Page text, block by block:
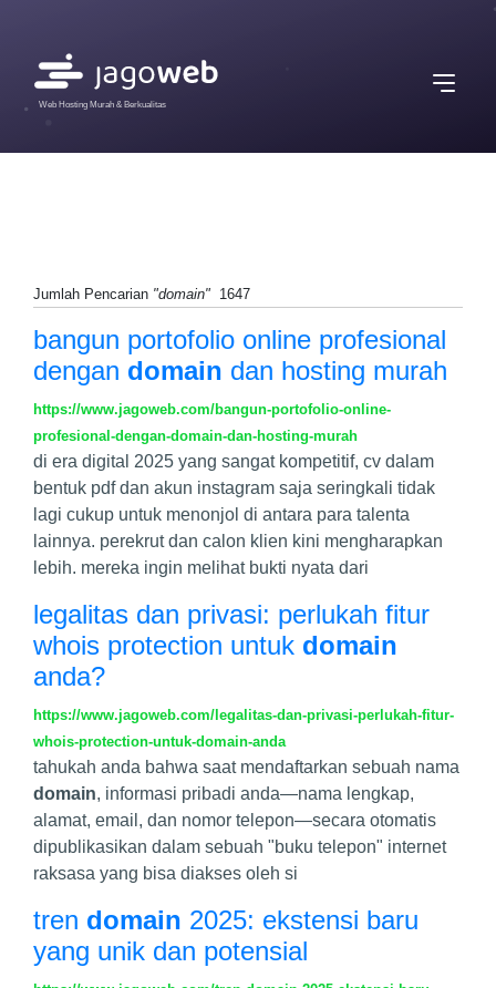
Web Hosting Murah & Berkualitas
Jumlah Pencarian "domain" 1647
bangun portofolio online profesional
dengan domain dan hosting murah
https://www.jagoweb.com/bangun-portofolio-online-
profesional-dengan-domain-dan-hosting-murah
di era digital 2025 yang sangat kompetitif, cv dalam
bentuk pdf dan akun instagram saja seringkali tidak
lagi cukup untuk menonjol di antara para talenta
lainnya. perekrut dan calon klien kini mengharapkan
lebih. mereka ingin melihat bukti nyata dari
legalitas dan privasi: perlukah fitur
whois protection untuk domain
anda?
https://www.jagoweb.com/legalitas-dan-privasi-perlukah-fitur-
whois-protection-untuk-domain-anda
tahukah anda bahwa saat mendaftarkan sebuah nama
domain, informasi pribadi anda—nama lengkap,
alamat, email, dan nomor telepon—secara otomatis
dipublikasikan dalam sebuah "buku telepon" internet
raksasa yang bisa diakses oleh si
tren domain 2025: ekstensi baru
yang unik dan potensial